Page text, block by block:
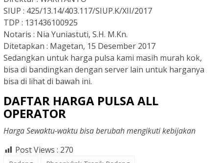
SIUP : 425/13.14/403.117/SIUP.K/XII/2017
TDP : 131436100925
Notaris : Nia Yuniastuti, S.H. M.Kn.
Ditetapkan : Magetan, 15 Desember 2017
Sedangkan untuk harga pulsa kami masih murah kok,
bisa di bandingkan dengan server lain untuk harganya
bisa di lihat di bawah ini.
DAFTAR HARGA PULSA ALL
OPERATOR
Harga Sewaktu-waktu bisa berubah mengikuti kebijakan
Post Views : 270